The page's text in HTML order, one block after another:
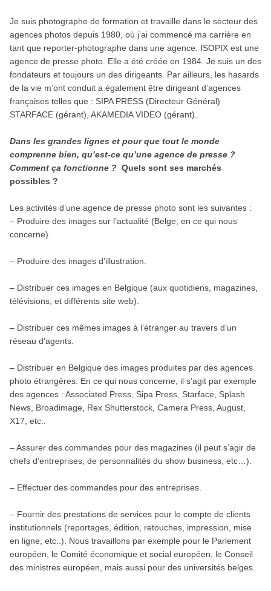
Je suis photographe de formation et travaille dans le secteur des
agences photos depuis 1980, où j’ai commencé ma carrière en
tant que reporter-photographe dans une agence. ISOPIX est une
agence de presse photo. Elle a été créée en 1984. Je suis un des
fondateurs et toujours un des dirigeants. Par ailleurs, les hasards
de la vie m’ont conduit a également être dirigeant d’agences
françaises telles que : SIPA PRESS (Directeur Général)
STARFACE (gérant), AKAMEDIA VIDEO (gérant).
Dans les grandes lignes et pour que tout le monde
comprenne bien, qu’est-ce qu’une agence de presse ?
Comment ça fonctionne ? Quels sont ses marchés
possibles ?
Les activités d’une agence de presse photo sont les suivantes :
– Produire des images sur l’actualité (Belge, en ce qui nous
concerne).
– Produire des images d’illustration.
– Distribuer ces images en Belgique (aux quotidiens, magazines,
télévisions, et différents site web).
– Distribuer ces mêmes images à l’étranger au travers d’un
réseau d’agents.
– Distribuer en Belgique des images produites par des agences
photo étrangères. En ce qui nous concerne, il s’agit par exemple
des agences : Associated Press, Sipa Press, Starface, Splash
News, Broadimage, Rex Shutterstock, Camera Press, August,
X17, etc..
– Assurer des commandes pour des magazines (il peut s’agir de
chefs d’entreprises, de personnalités du show business, etc…).
– Effectuer des commandes pour des entreprises.
– Fournir des prestations de services pour le compte de clients
institutionnels (reportages, édition, retouches, impression, mise
en ligne, etc..). Nous travaillons par exemple pour le Parlement
européen, le Comité économique et social européen, le Conseil
des ministres européen, mais aussi pour des universités belges.